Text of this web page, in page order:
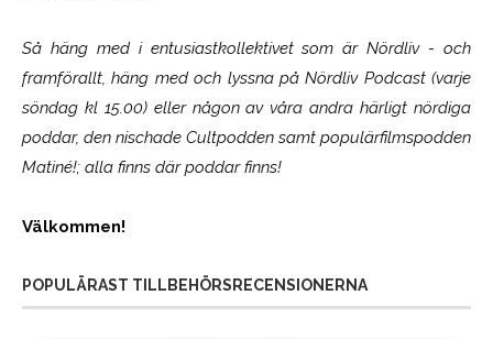
Så häng med i entusiastkollektivet som ärNördliv- och
framförallt, häng med och lyssna på Nördliv Podcast (varje
söndag kl 15.00) eller någon av våra andra härligt nördiga
poddar, den nischade Cultpodden samt populärfilmspodden
Matiné!; alla finns där poddar finns!
Välkommen!
POPULÄRAST TILLBEHÖRSRECENSIONERNA